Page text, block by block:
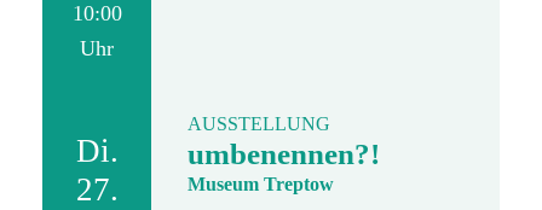
10:00
Uhr
Di.
27.
AUSSTELLUNG
umbenennen?!
Museum Treptow